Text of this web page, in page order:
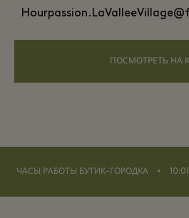
ПОСМОТРЕТЬ НА
ЧАСЫ РАБОТЫ БУТИК-ГОРОДКА ⬩